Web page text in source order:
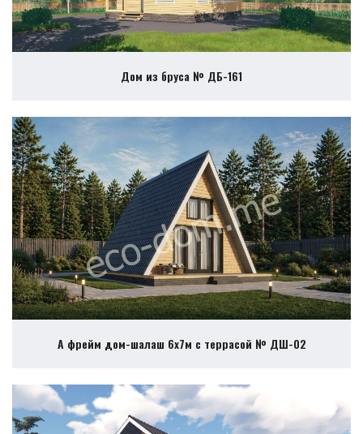
Дом из бруса № ДБ-161
А фрейм дом-шалаш 6х7м с террасой № ДШ-02